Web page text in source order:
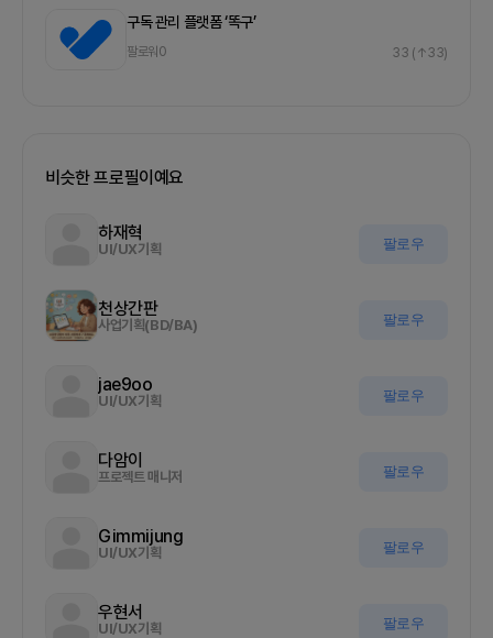
구독 관리 플랫폼 ‘똑구’
팔로워 0 33 (↑33)
비슷한 프로필이예요
하재혁
UI/UX기획 팔로우
천상간판
사업기획(BD/BA) 팔로우
jae9oo
UI/UX기획 팔로우
다암이
프로젝트 매니저 팔로우
Gimmijung
UI/UX기획 팔로우
우현서
UI/UX기획 팔로우